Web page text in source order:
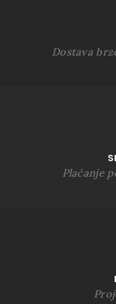
Dostava
Plaćanje